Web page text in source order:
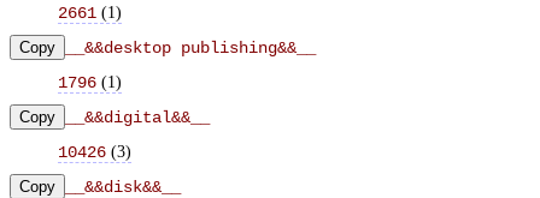
2661 (1)
Copy
__&&desktop publishing&&__
1796 (1)
Copy
__&&digital&&__
10426 (3)
Copy
__&&disk&&__